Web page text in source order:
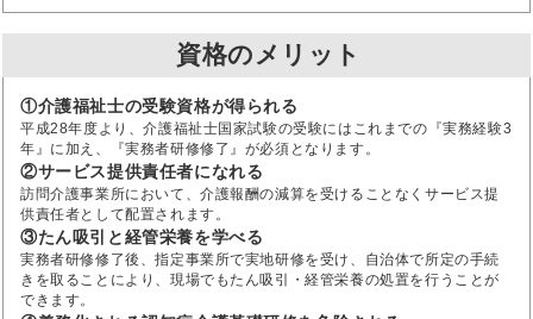
資格のメリット
①介護福祉士の受験資格が得られる
平成28年度より、介護福祉士国家試験の受験にはこれまでの『実務経験3
年』に加え、『実務者研修修了』が必須となります。
②サービス提供責任者になれる
訪問介護事業所において、介護報酬の減算を受けることなくサービス提
供責任者として配置されます。
③たん吸引と経管栄養を学べる
実務者研修修了後、指定事業所で実地研修を受け、自治体で所定の手続
きを取ることにより、現場でもたん吸引・経管栄養の処置を行うことが
できます。